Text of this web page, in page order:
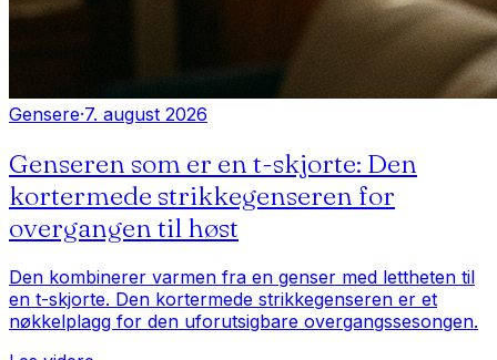
Gensere·7. august 2026
Genseren som er en t-skjorte: Den
kortermede strikkegenseren for
overgangen til høst
Den kombinerer varmen fra en genser med lettheten til
en t-skjorte. Den kortermede strikkegenseren er et
nøkkelplagg for den uforutsigbare overgangssesongen.